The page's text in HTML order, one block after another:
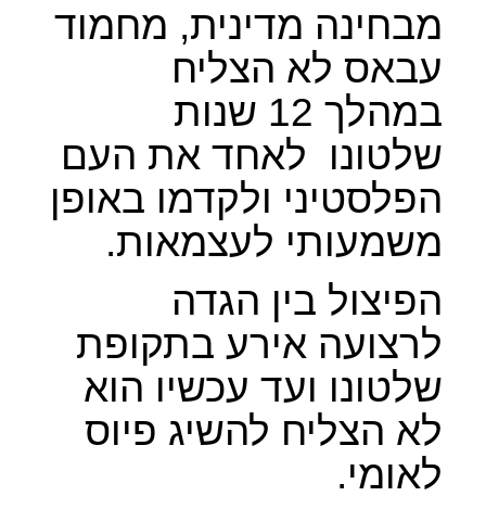
מבחינה מדינית, מחמוד
עבאס לא הצליח
במהלך 12 שנות
שלטונו לאחד את העם
הפלסטיני ולקדמו באופן
משמעותי לעצמאות.
הפיצול בין הגדה
לרצועה אירע בתקופת
שלטונו ועד עכשיו הוא
לא הצליח להשיג פיוס
לאומי.